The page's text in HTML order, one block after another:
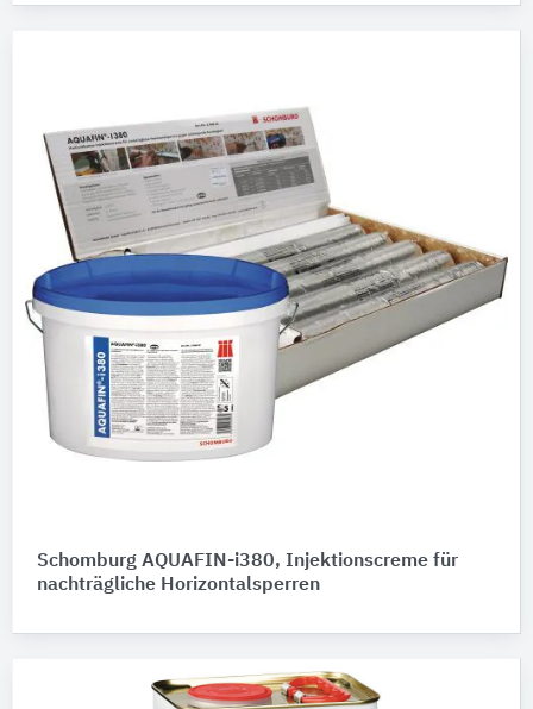
Schomburg AQUAFIN-i380, Injektionscreme für
nachträgliche Horizontalsperren